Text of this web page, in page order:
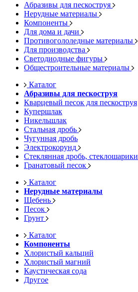
Абразивы для пескоструя
Нерудные материалы
Компоненты
Для дома и дачи
Противогололедные материалы
Для производства
Светодиодные фигуры
Общестроительные материалы
Каталог
Абразивы для пескоструя
Кварцевый песок для пескоструя
Купершлак
Никельшлак
Стальная дробь
Чугунная дробь
Электрокорунд
Стеклянная дробь, стеклошарики
Гранатовый песок
Каталог
Нерудные материалы
Щебень
Песок
Грунт
Каталог
Компоненты
Хлористый кальций
Хлористый магний
Каустическая сода
Другое